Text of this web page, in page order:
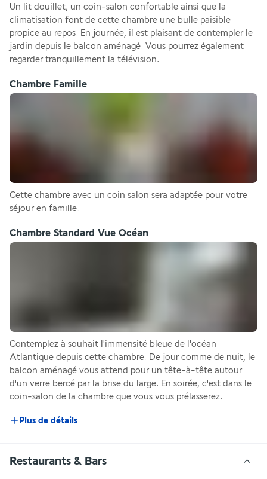
Un lit douillet, un coin-salon confortable ainsi que la
climatisation font de cette chambre une bulle paisible
propice au repos. En journée, il est plaisant de contempler le
jardin depuis le balcon aménagé. Vous pourrez également
regarder tranquillement la télévision.
Chambre Famille
Cette chambre avec un coin salon sera adaptée pour votre
séjour en famille.
Chambre Standard Vue Océan
Contemplez à souhait l'immensité bleue de l'océan
Atlantique depuis cette chambre. De jour comme de nuit, le
balcon aménagé vous attend pour un tête-à-tête autour
d'un verre bercé par la brise du large. En soirée, c'est dans le
coin-salon de la chambre que vous vous prélasserez.
Plus de détails
Restaurants & Bars